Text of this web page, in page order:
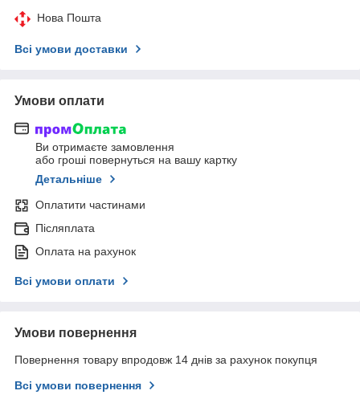
Нова Пошта
Всі умови доставки
Умови оплати
Ви отримаєте замовлення
або гроші повернуться на вашу картку
Детальніше
Оплатити частинами
Післяплата
Оплата на рахунок
Всі умови оплати
Умови повернення
Повернення товару впродовж 14 днів за рахунок покупця
Всі умови повернення